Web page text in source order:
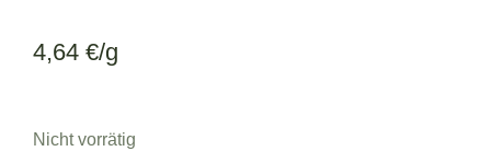
4,64 €/g
Nicht vorrätig